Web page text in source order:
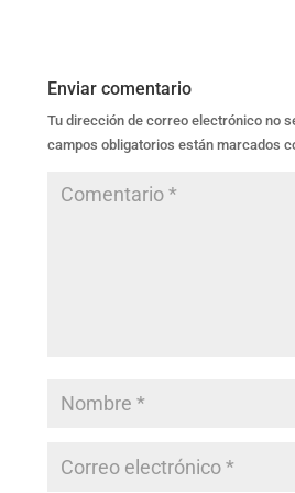
Enviar comentario
Tu dirección de correo electrónico no
campos obligatorios están marcados